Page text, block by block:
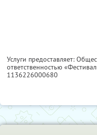
Услуги предоставляет:
ответственностью
1136226000680